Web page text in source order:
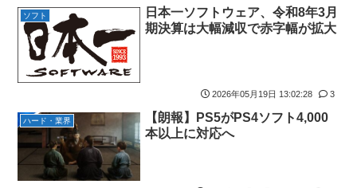
【悲報】エルデンリング始めたけど難しい
モバＰ「アイドルにセクハラをします」
【画像】漫画・アニメの「武人系敵幹部」に付きまといがちな疑
問ｗｗｗｗ
おでこ封印！中村アン、“前髪あり”の新ヘアスタイルに「新鮮で
たまらん」の声【画像】
BYDの軽EV「ラッコ」受注が700台超 7月販売は125台
【種運命】ネオが結局よく分からないまま新しい映画が終わった
後ももやもやしてる
ソフト
日本一ソフトウェア、令和8年3月
期決算は大幅減収で赤字幅が拡大
2026年05月19日 13:02:28 3
ハード・業界
【朗報】PS5がPS4ソフト4,000
本以上に対応へ